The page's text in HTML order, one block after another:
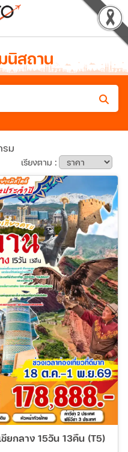
นิสถาน
รม
เรียงตาม :
ยกลาง 15วัน 13คืน (T5)